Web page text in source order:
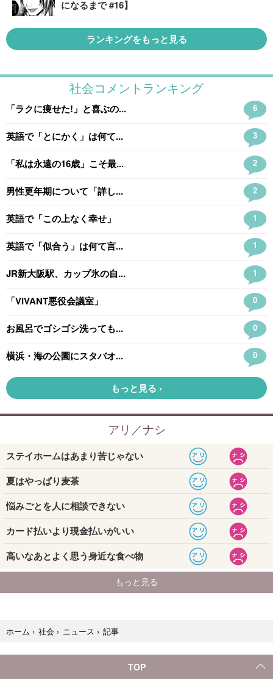
になるまで #16】
ランキングをもっと見る
ホーム › 社会 › ニュース › 記事
TOP